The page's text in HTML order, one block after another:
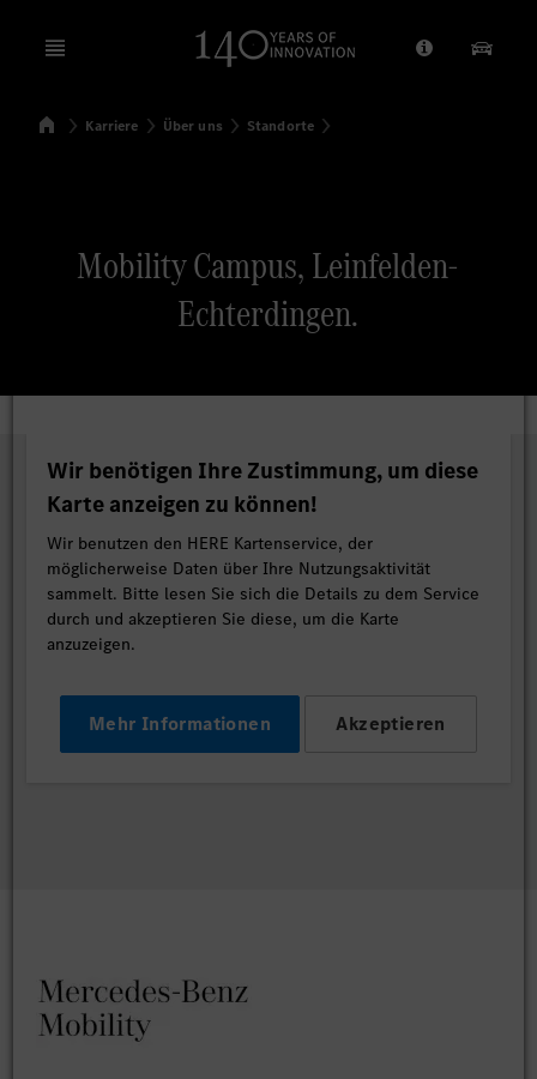
Open menu Anbieter/
SuchenStartseite
Karriere Über uns Standorte
Mobility Campus, Leinfelden-
Echterdingen.
Wir benötigen Ihre Zustimmung, um diese
Karte anzeigen zu können!
Wir benutzen den HERE Kartenservice, der
möglicherweise Daten über Ihre Nutzungsaktivität
sammelt. Bitte lesen Sie sich die Details zu dem Service
durch und akzeptieren Sie diese, um die Karte
anzuzeigen.
Mehr Informationen Akzeptieren